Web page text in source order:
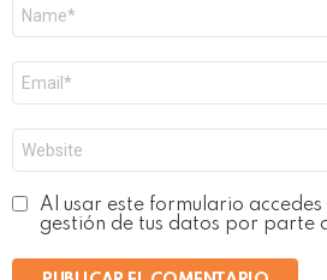
electrónico
*
Al usar este formulario
gestión de tus datos por parte